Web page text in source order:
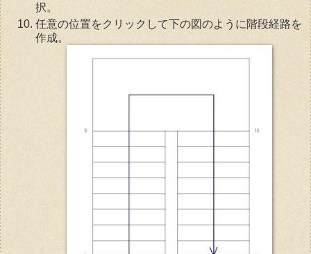
択。
任意の位置をクリックして下の図のように階段経路を
作成。